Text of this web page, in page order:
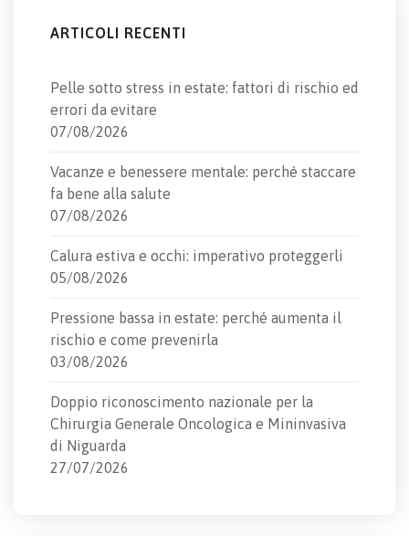
ARTICOLI RECENTI
Pelle sotto stress in estate: fattori di rischio ed
errori da evitare
07/08/2026
Vacanze e benessere mentale: perché staccare
fa bene alla salute
07/08/2026
Calura estiva e occhi: imperativo proteggerli
05/08/2026
Pressione bassa in estate: perché aumenta il
rischio e come prevenirla
03/08/2026
Doppio riconoscimento nazionale per la
Chirurgia Generale Oncologica e Mininvasiva
di Niguarda
27/07/2026